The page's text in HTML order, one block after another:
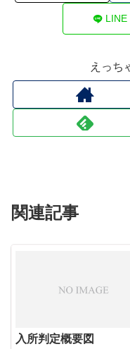
LINE
えっち
関連記事
入所判定概要図